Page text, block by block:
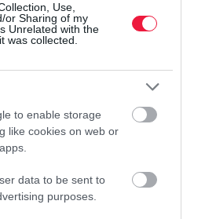
Use,
or Sharing of my
Unrelated with the
was collected.
to enable storage
like cookies on web or
data to be sent to
purposes.